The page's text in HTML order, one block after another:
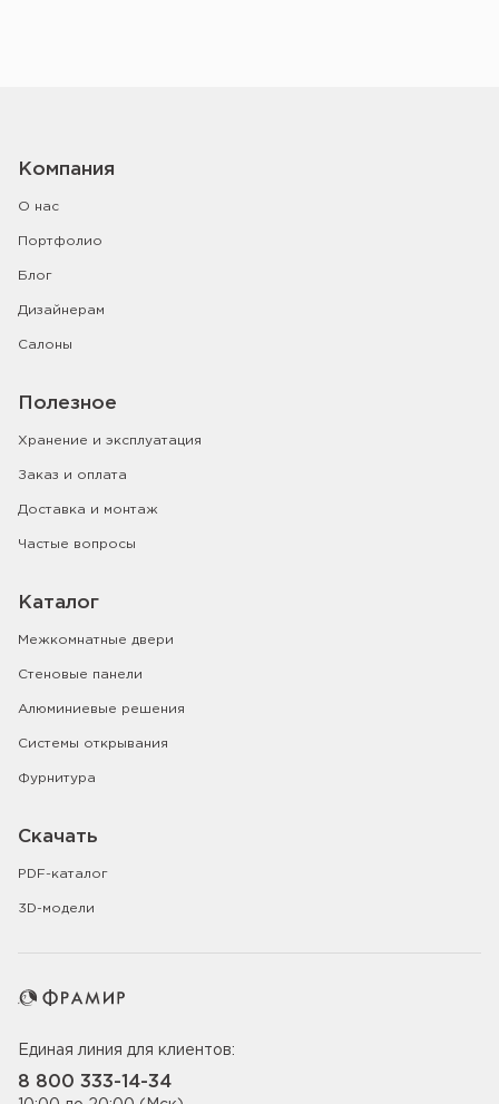
Компания
О нас
Портфолио
Блог
Дизайнерам
Салоны
Полезное
Хранение и эксплуатация
Заказ и оплата
Доставка и монтаж
Частые вопросы
Каталог
Межкомнатные двери
Стеновые панели
Алюминиевые решения
Системы открывания
Фурнитура
Скачать
PDF-каталог
3D-модели
Единая линия для клиентов:
8 800 333-14-34